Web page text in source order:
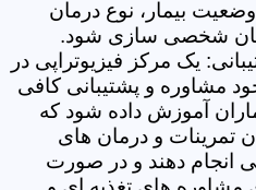
بیمار، نوع درمان
شخصی سازی شود.
یک مرکز فیزیوتراپی در
مشاوره و پشتیبانی کافی
آموزش داده شود که
تمرینات و درمان های
انجام دهند و در صورت